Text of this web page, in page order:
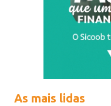
As mais lidas